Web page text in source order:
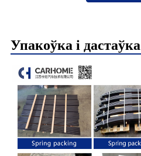
Упакоўка і дастаўка